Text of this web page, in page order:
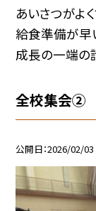
あいさつがよ
給食準備が早
成長の一端の
全校集会②
公開日 2026/02/03